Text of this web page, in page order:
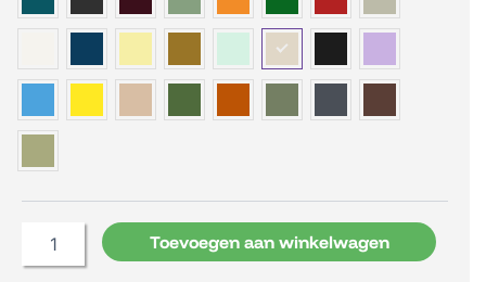
cm
aantal
Toevoegen aan winkelwagen